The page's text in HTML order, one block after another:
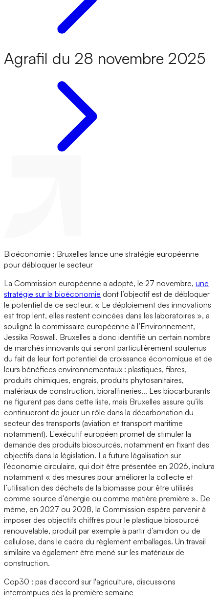
Agrafil du 28 novembre 2025
Bioéconomie : Bruxelles lance une stratégie européenne
pour débloquer le secteur
La Commission européenne a adopté, le 27 novembre, une
stratégie sur la bioéconomie dont l’objectif est de débloquer
le potentiel de ce secteur. « Le déploiement des innovations
est trop lent, elles restent coincées dans les laboratoires », a
souligné la commissaire européenne à l’Environnement,
Jessika Roswall. Bruxelles a donc identifié un certain nombre
de marchés innovants qui seront particulièrement soutenus
du fait de leur fort potentiel de croissance économique et de
leurs bénéfices environnementaux : plastiques, fibres,
produits chimiques, engrais, produits phytosanitaires,
matériaux de construction, bioraffineries... Les biocarburants
ne figurent pas dans cette liste, mais Bruxelles assure qu’ils
continueront de jouer un rôle dans la décarbonation du
secteur des transports (aviation et transport maritime
notamment). L'exécutif européen promet de stimuler la
demande des produits biosourcés, notamment en fixant des
objectifs dans la législation. La future légalisation sur
l’économie circulaire, qui doit être présentée en 2026, inclura
notamment « des mesures pour améliorer la collecte et
l’utilisation des déchets de la biomasse pour être utilisés
comme source d’énergie ou comme matière première ». De
même, en 2027 ou 2028, la Commission espère parvenir à
imposer des objectifs chiffrés pour le plastique biosourcé
renouvelable, produit par exemple à partir d’amidon ou de
cellulose, dans le cadre du règlement emballages. Un travail
similaire va également être mené sur les matériaux de
construction.
Cop30 : pas d'accord sur l'agriculture, discussions
interrompues dès la première semaine